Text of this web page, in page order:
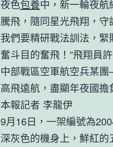
夜色包養中，新一輪夜
騰飛，隨同星光飛翔，守
我們要精研戰法訓法，
奮斗目的奮飛！”飛翔員
中部戰區空軍航空兵某
高飛遠航，盡顯年夜國擔
本報記者 李龍伊
9月16日，一架編號為
深灰色的機身上，鮮紅